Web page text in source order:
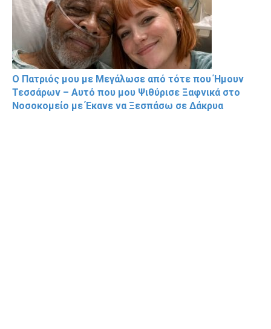
Ο Πατριός μου με Μεγάλωσε από τότε που Ήμουν
Τεσσάρων – Αυτό που μου Ψιθύρισε Ξαφνικά στο
Νοσοκομείο με Έκανε να Ξεσπάσω σε Δάκρυα